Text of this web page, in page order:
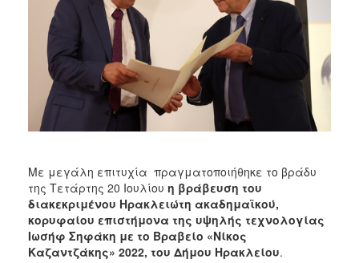
2006
ΑΝΘΕΚΤΙΚΗ
ΠΟΛΗ
Με μεγάλη επιτυχία πραγματοποιήθηκε το βράδυ
της Τετάρτης 20 Ιουλίου η βράβευση του
διακεκριμένου Ηρακλειώτη ακαδημαϊκού,
κορυφαίου επιστήμονα της υψηλής τεχνολογίας
Ιωσήφ Σηφάκη με το Βραβείο «Νίκος
Καζαντζάκης» 2022, του Δήμου Ηρακλείου.